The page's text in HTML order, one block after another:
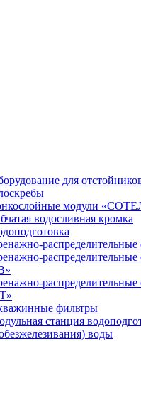
для
модули
водосливная кромка
фильтры
станция
воды